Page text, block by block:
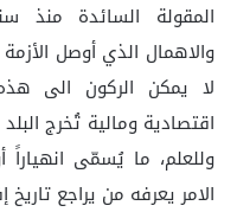
المقولة السائدة منذ
والاهمال الذي أوصل
لا يمكن الركون الى هذه
اقتصادية ومالية تُخرج
وللعلم، ما يُسمّى انهياراً
الامر يعرفه من يراجع